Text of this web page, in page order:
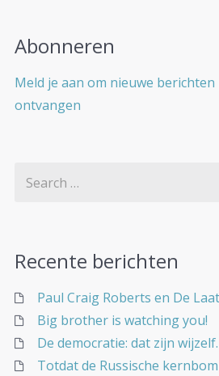
Abonneren
Meld je aan om nieuwe
ontvangen
Recente berichten
Paul Craig Roberts en De
Big brother is watching you!
De democratie: dat zijn wijzelf.
Totdat de Russische